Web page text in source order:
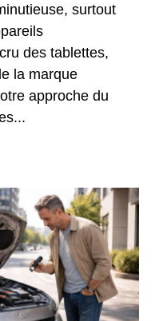
surtout
des tablettes,
la marque
approche du